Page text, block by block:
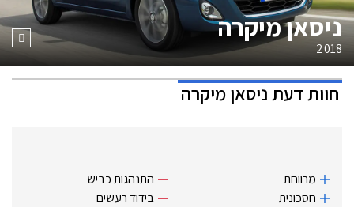
ניסאן מיקרה
2018
חוות דעתניסאן מיקרה
מרווחת
חסכונית
התנהגות כביש
בידוד רעשים